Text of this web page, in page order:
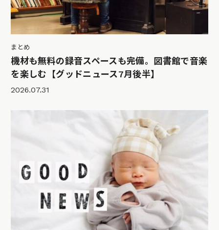
まとめ
機材も無料の録音スペースも完備。図書館で音楽
を楽しむ【グッドニュース7月後半】
2026.07.31